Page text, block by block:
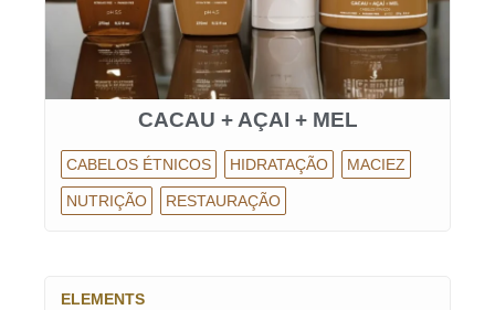
CACAU + AÇAI + MEL
CABELOS ÉTNICOS HIDRATAÇÃO MACIEZ
NUTRIÇÃO RESTAURAÇÃO
ELEMENTS